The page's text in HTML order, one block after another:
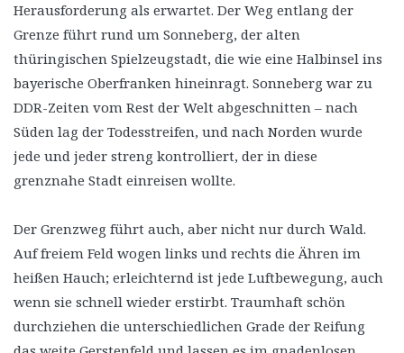
Herausforderung als erwartet. Der Weg entlang der
Grenze führt rund um Sonneberg, der alten
thüringischen Spielzeugstadt, die wie eine Halbinsel ins
bayerische Oberfranken hineinragt. Sonneberg war zu
DDR-Zeiten vom Rest der Welt abgeschnitten – nach
Süden lag der Todesstreifen, und nach Norden wurde
jede und jeder streng kontrolliert, der in diese
grenznahe Stadt einreisen wollte.
Der Grenzweg führt auch, aber nicht nur durch Wald.
Auf freiem Feld wogen links und rechts die Ähren im
heißen Hauch; erleichternd ist jede Luftbewegung, auch
wenn sie schnell wieder erstirbt. Traumhaft schön
durchziehen die unterschiedlichen Grade der Reifung